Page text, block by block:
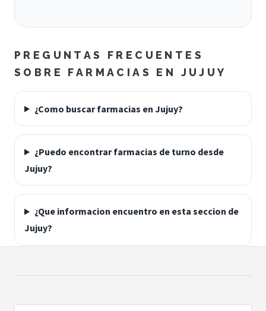
PREGUNTAS FRECUENTES
SOBRE FARMACIAS EN JUJUY
¿Como buscar farmacias en Jujuy?
¿Puedo encontrar farmacias de turno desde
Jujuy?
¿Que informacion encuentro en esta seccion de
Jujuy?